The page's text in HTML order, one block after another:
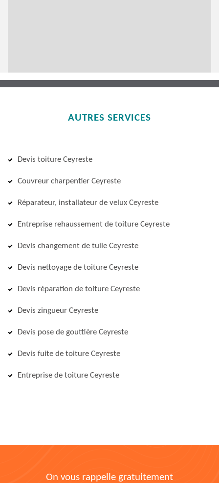
AUTRES SERVICES
Devis toiture Ceyreste
Couvreur charpentier Ceyreste
Réparateur, installateur de velux Ceyreste
Entreprise rehaussement de toiture Ceyreste
Devis changement de tuile Ceyreste
Devis nettoyage de toiture Ceyreste
Devis réparation de toiture Ceyreste
Devis zingueur Ceyreste
Devis pose de gouttière Ceyreste
Devis fuite de toiture Ceyreste
Entreprise de toiture Ceyreste
On vous rappelle gratuitement